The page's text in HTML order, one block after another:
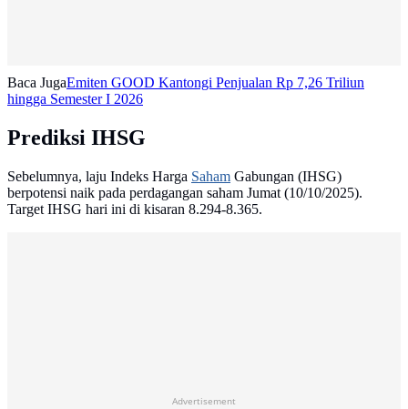
Baca JugaEmiten GOOD Kantongi Penjualan Rp 7,26 Triliun
hingga Semester I 2026
Prediksi IHSG
Sebelumnya, laju Indeks Harga Saham Gabungan (IHSG)
berpotensi naik pada perdagangan saham Jumat (10/10/2025).
Target IHSG hari ini di kisaran 8.294-8.365.
Advertisement